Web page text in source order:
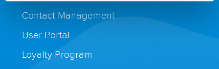
Contact Management
User Portal
Loyalty Program